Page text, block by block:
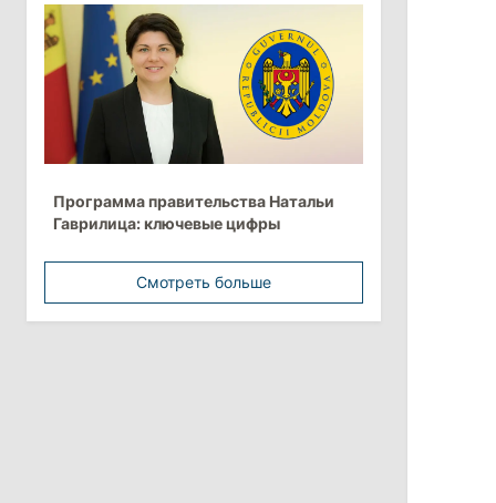
более 10 млрд леев на ближайшие
пять лет
4 августа 2026
15:15
Экономика
европейских стран с самой низкой
минимальной зарплатой
Политика
Анна Ревенко уходит с поста главы
Программа правительства Натальи
Гаврилица: ключевые цифры
Смотреть больше